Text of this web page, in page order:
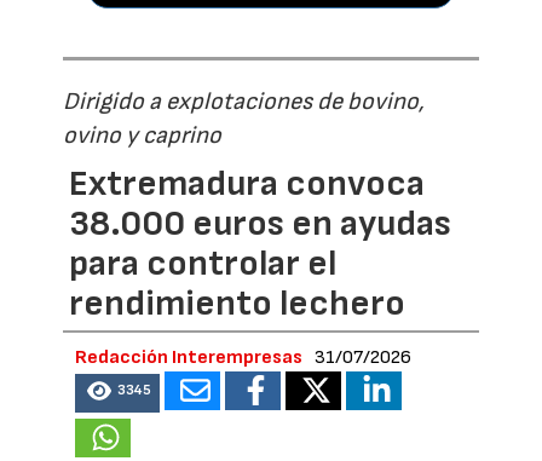
Dirigido a explotaciones de bovino,
ovino y caprino
Extremadura convoca
38.000 euros en ayudas
para controlar el
rendimiento lechero
Redacción Interempresas 31/07/2026
3345